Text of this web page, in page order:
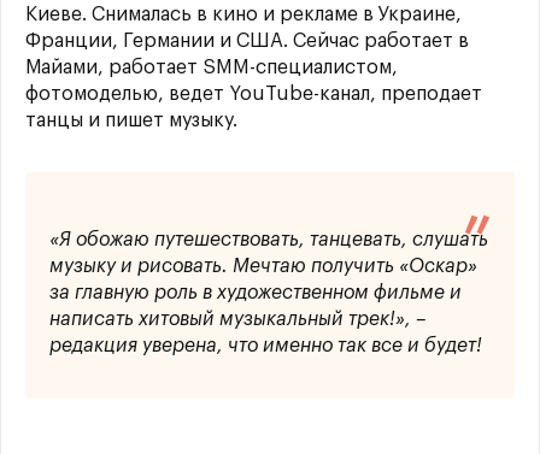
Киеве. Снималась в кино и рекламе в Украине,
Франции, Германии и США. Сейчас работает в
Майами, работает SMM-специалистом,
фотомоделью, ведет YouTube-канал, преподает
танцы и пишет музыку.
«Я обожаю путешествовать, танцевать, слушать
музыку и рисовать. Мечтаю получить «Оскар»
за главную роль в художественном фильме и
написать хитовый музыкальный трек!», –
редакция уверена, что именно так все и будет!